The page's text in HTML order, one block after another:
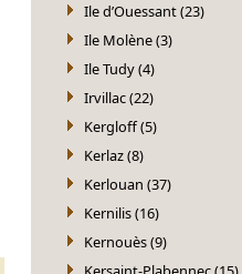
Ile d’Ouessant (23)
Ile Molène (3)
Ile Tudy (4)
Irvillac (22)
Kergloff (5)
Kerlaz (8)
Kerlouan (37)
Kernilis (16)
Kernouès (9)